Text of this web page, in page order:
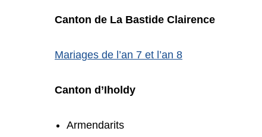
Canton de La Bastide Clairence
Mariages de l’an 7 et l’an 8
Canton d’Iholdy
Armendarits